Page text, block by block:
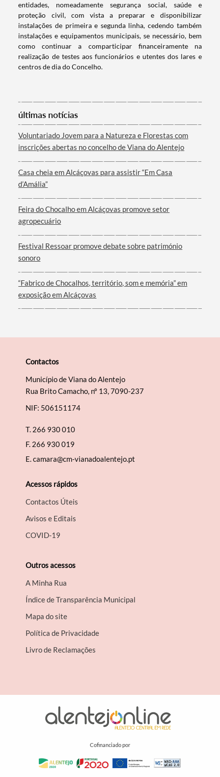
entidades, nomeadamente segurança social, saúde e
proteção civil, com vista a preparar e disponibilizar
instalações de primeira e segunda linha, cedendo também
instalações e equipamentos municipais, se necessário, bem
como continuar a comparticipar financeiramente na
realização de testes aos funcionários e utentes dos lares e
centros de dia do Concelho.
últimas notícias
Voluntariado Jovem para a Natureza e Florestas com
inscrições abertas no concelho de Viana do Alentejo
Casa cheia em Alcáçovas para assistir “Em Casa
d’Amália”
Feira do Chocalho em Alcáçovas promove setor
agropecuário
Festival Ressoar promove debate sobre património
sonoro
“Fabrico de Chocalhos, território, som e memória” em
exposição em Alcáçovas
Contactos
Município de Viana do Alentejo
Rua Brito Camacho, nº 13, 7090-237
NIF: 506151174
T. 266 930 010
F. 266 930 019
E.camara@cm-vianadoalentejo.pt
Acessos rápidos
Contactos Úteis
Avisos e Editais
COVID-19
Outros acessos
A Minha Rua
Índice de Transparência Municipal
Mapa do site
Política de Privacidade
Livro de Reclamações
Cofinanciado por